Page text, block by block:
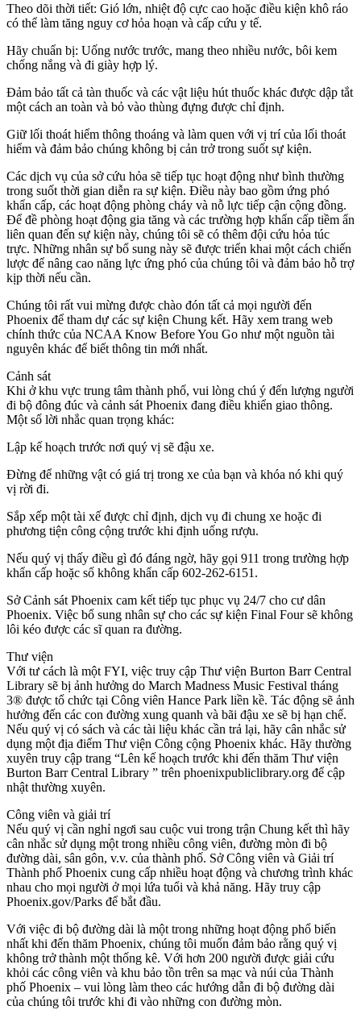
Theo dõi thời tiết: Gió lớn, nhiệt độ cực cao hoặc điều kiện khô ráo
có thể làm tăng nguy cơ hỏa hoạn và cấp cứu y tế.
Hãy chuẩn bị: Uống nước trước, mang theo nhiều nước, bôi kem
chống nắng và đi giày hợp lý.
Đảm bảo tất cả tàn thuốc và các vật liệu hút thuốc khác được dập tắt
một cách an toàn và bỏ vào thùng đựng được chỉ định.
Giữ lối thoát hiểm thông thoáng và làm quen với vị trí của lối thoát
hiểm và đảm bảo chúng không bị cản trở trong suốt sự kiện.
Các dịch vụ của sở cứu hỏa sẽ tiếp tục hoạt động như bình thường
trong suốt thời gian diễn ra sự kiện. Điều này bao gồm ứng phó
khẩn cấp, các hoạt động phòng cháy và nỗ lực tiếp cận cộng đồng.
Để đề phòng hoạt động gia tăng và các trường hợp khẩn cấp tiềm ẩn
liên quan đến sự kiện này, chúng tôi sẽ có thêm đội cứu hỏa túc
trực. Những nhân sự bổ sung này sẽ được triển khai một cách chiến
lược để nâng cao năng lực ứng phó của chúng tôi và đảm bảo hỗ trợ
kịp thời nếu cần.
Chúng tôi rất vui mừng được chào đón tất cả mọi người đến
Phoenix để tham dự các sự kiện Chung kết. Hãy xem trang web
chính thức của NCAA Know Before You Go như một nguồn tài
nguyên khác để biết thông tin mới nhất.
Cảnh sát
Khi ở khu vực trung tâm thành phố, vui lòng chú ý đến lượng người
đi bộ đông đúc và cảnh sát Phoenix đang điều khiển giao thông.
Một số lời nhắc quan trọng khác:
Lập kế hoạch trước nơi quý vị sẽ đậu xe.
Đừng để những vật có giá trị trong xe của bạn và khóa nó khi quý
vị rời đi.
Sắp xếp một tài xế được chỉ định, dịch vụ đi chung xe hoặc đi
phương tiện công cộng trước khi định uống rượu.
Nếu quý vị thấy điều gì đó đáng ngờ, hãy gọi 911 trong trường hợp
khẩn cấp hoặc số không khẩn cấp 602-262-6151.
Sở Cảnh sát Phoenix cam kết tiếp tục phục vụ 24/7 cho cư dân
Phoenix. Việc bổ sung nhân sự cho các sự kiện Final Four sẽ không
lôi kéo được các sĩ quan ra đường.
Thư viện
Với tư cách là một FYI, việc truy cập Thư viện Burton Barr Central
Library sẽ bị ảnh hưởng do March Madness Music Festival tháng
3® được tổ chức tại Công viên Hance Park liền kề. Tác động sẽ ảnh
hưởng đến các con đường xung quanh và bãi đậu xe sẽ bị hạn chế.
Nếu quý vị có sách và các tài liệu khác cần trả lại, hãy cân nhắc sử
dụng một địa điểm Thư viện Công cộng Phoenix khác. Hãy thường
xuyên truy cập trang “Lên kế hoạch trước khi đến thăm Thư viện
Burton Barr Central Library ” trên phoenixpubliclibrary.org để cập
nhật thường xuyên.
Công viên và giải trí
Nếu quý vị cần nghỉ ngơi sau cuộc vui trong trận Chung kết thì hãy
cân nhắc sử dụng một trong nhiều công viên, đường mòn đi bộ
đường dài, sân gôn, v.v. của thành phố. Sở Công viên và Giải trí
Thành phố Phoenix cung cấp nhiều hoạt động và chương trình khác
nhau cho mọi người ở mọi lứa tuổi và khả năng. Hãy truy cập
Phoenix.gov/Parks để bắt đầu.
Với việc đi bộ đường dài là một trong những hoạt động phổ biến
nhất khi đến thăm Phoenix, chúng tôi muốn đảm bảo rằng quý vị
không trở thành một thống kê. Với hơn 200 người được giải cứu
khỏi các công viên và khu bảo tồn trên sa mạc và núi của Thành
phố Phoenix – vui lòng làm theo các hướng dẫn đi bộ đường dài
của chúng tôi trước khi đi vào những con đường mòn.